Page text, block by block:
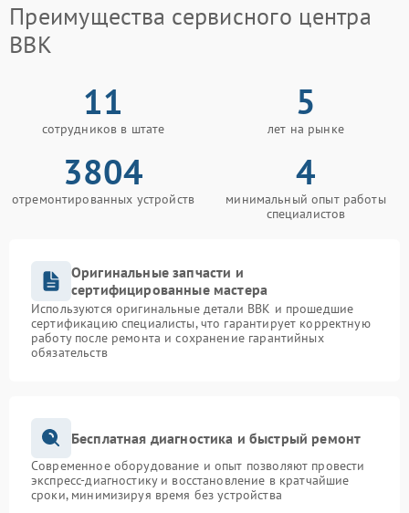
Преимущества сервисного центра
BBK
11
сотрудников в штате
5
лет на рынке
3804
отремонтированных устройств
4
минимальный опыт работы
специалистов
Оригинальные запчасти и
сертифицированные мастера
Используются оригинальные детали BBK и прошедшие
сертификацию специалисты, что гарантирует корректную
работу после ремонта и сохранение гарантийных
обязательств
Бесплатная диагностика и быстрый ремонт
Современное оборудование и опыт позволяют провести
экспресс-диагностику и восстановление в кратчайшие
сроки, минимизируя время без устройства